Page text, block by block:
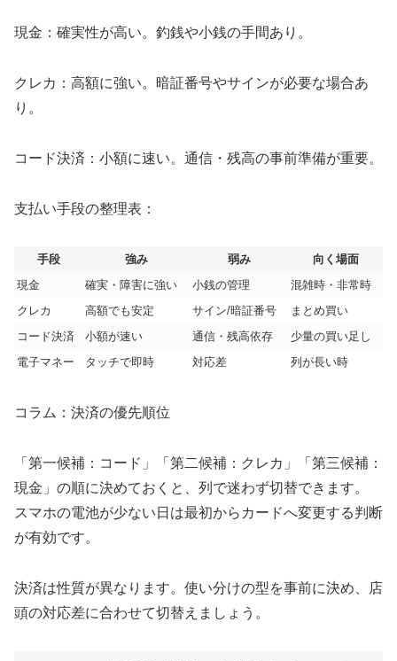
現金：確実性が高い。釣銭や小銭の手間あり。
クレカ：高額に強い。暗証番号やサインが必要な場合あ
り。
コード決済：小額に速い。通信・残高の事前準備が重要。
支払い手段の整理表：
手段 強み 弱み
向く場面
現金
確実・障害に強い 小銭の管理
混雑時・非常時
クレカ
高額でも安定 サイン/暗証番号
まとめ買い
コード決済
小額が速い 通信・残高依存
少量の買い足し
電子マネー
タッチで即時 対応差 列が長い時
コラム：決済の優先順位
「第一候補：コード」「第二候補：クレカ」「第三候補：
現金」の順に決めておくと、列で迷わず切替できます。
スマホの電池が少ない日は最初からカードへ変更する判断
が有効です。
決済は性質が異なります。使い分けの型を事前に決め、店
頭の対応差に合わせて切替えましょう。